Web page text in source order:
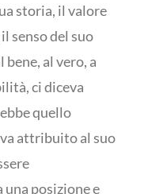
storia, il valore
senso del suo
al vero, a
ci diceva
quello
attribuito al suo
posizione e